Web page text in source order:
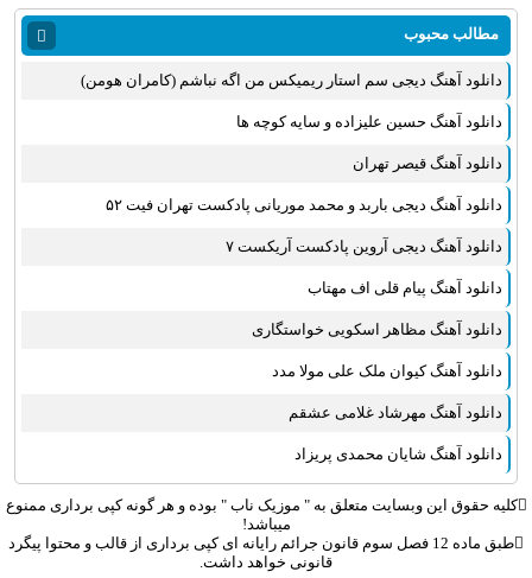
میلاد بابایی
مهدی یراحی
روزبه نعمت الهی
عماد طالب زاده
علی عبدالمالکی
مجید خراطها
زانیار خسروی
امیر عظیمی
بهنام علمشاهی
سینا سرلک
علی شیرازی
علیرضا قربانی
پیوند
مطالب محبوب
دانلود آهنگ دیجی سم استار ریمیکس من اگه نباشم (کامران هومن)
دانلود آهنگ حسین علیزاده و سایه کوچه ها
دانلود آهنگ قیصر تهران
دانلود آهنگ دیجی باربد و محمد موریانی پادکست تهران فیت ۵۲
دانلود آهنگ دیجی آروین پادکست آریکست ۷
دانلود آهنگ پیام قلی اف مهتاب
دانلود آهنگ مظاهر اسکویی خواستگاری
دانلود آهنگ کیوان ملک علی مولا مدد
دانلود آهنگ مهرشاد غلامی عشقم
دانلود آهنگ شایان محمدی پریزاد
کلیه حقوق این وبسایت متعلق به " موزیک ناب " بوده و هر گونه کپی برداری ممنوع
میباشد!
طبق ماده 12 فصل سوم قانون جرائم رایانه ای کپی برداری از قالب و محتوا پیگرد
قانونی خواهد داشت.